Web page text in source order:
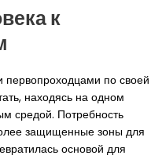
к
по своей
находясь на одном
средой. Потребность
защищенные зоны для
основой для